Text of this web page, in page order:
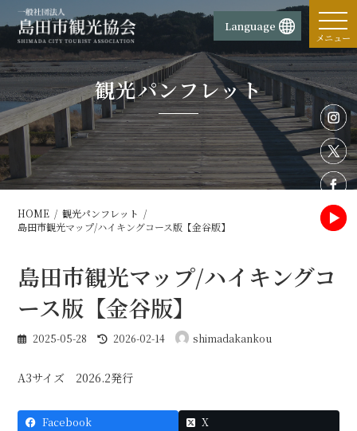
ン
ン
ツ
へ
ス
キ
ッ
プ
ビ
ー
シ
ョ
ン
に
移
動
Language
メニュー
観光パンフレット
HOME
観光パンフレット
島田市観光マップ/ハイキングコース版【金谷版】
島田市観光マップ/ハイキングコ
ース版【金谷版】
2025-05-28
最
新
時
2026-02-14 shimadakankou
A3サイズ 2026.2発行
Facebook
X